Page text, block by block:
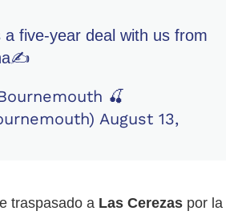
a five-year deal with us from
🍒
August 13,
traspasado a Las Cerezas por la